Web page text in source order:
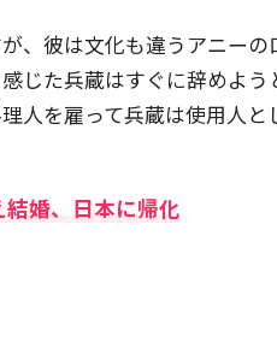
、彼は文化も違うアニーの
じた兵蔵はすぐに辞めよう
人を雇って兵蔵は使用人と
婚、日本に帰化